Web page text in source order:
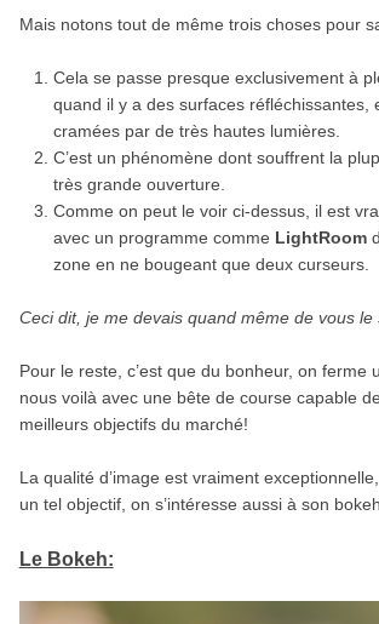
Mais notons tout de même trois choses pour
Cela se passe presque exclusivement à
quand il y a des surfaces réfléchissantes,
cramées par de très hautes lumières.
C’est un phénomène dont souffrent la
très grande ouverture.
Comme on peut le voir ci-dessus, il est
avec un programme comme LightRoom
zone en ne bougeant que deux curseurs.
Ceci dit, je me devais quand même de vous le
Pour le reste, c’est que du bonheur, on ferme
nous voilà avec une bête de course capable
meilleurs objectifs du marché!
La qualité d’image est vraiment
un tel objectif, on s’intéresse aussi à son
Le Bokeh: